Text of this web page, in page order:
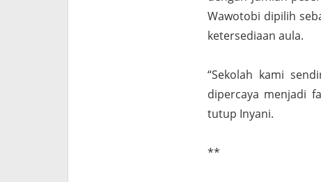
Wawotobi dipilih
ketersediaan aula.
“Sekolah kami
dipercaya menjadi
tutup Inyani.
**